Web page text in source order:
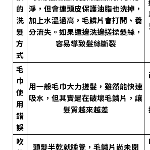
的
洗
髮
方
式
淨，但會連頭皮保護油脂也洗掉，
加上水溫過高，毛鱗片會打開、養
分流失。如果還邊洗邊搓揉髮絲，
容易導致髮絲斷裂
毛
巾
使
用
錯
誤
用一般毛巾大力搓髮，雖然能快速
吸水，但其實是在破壞毛鱗片，讓
髮質越來越差
吹
頭髮半乾就睡覺，毛鱗片尚未閉